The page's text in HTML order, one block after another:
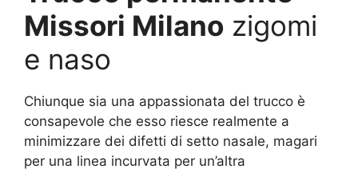
Missori Milano zigomi
e naso
Chiunque sia una appassionata del trucco è
consapevole che esso riesce realmente a
minimizzare dei difetti di setto nasale, magari
per una linea incurvata per un’altra